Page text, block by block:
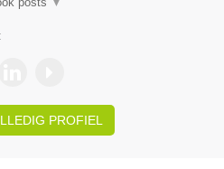
PROFIEL